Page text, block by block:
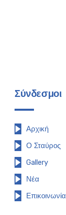
Σύνδεσμοι
Αρχική
Ο Σταύρος
Gallery
Νέα
Επικοινωνία